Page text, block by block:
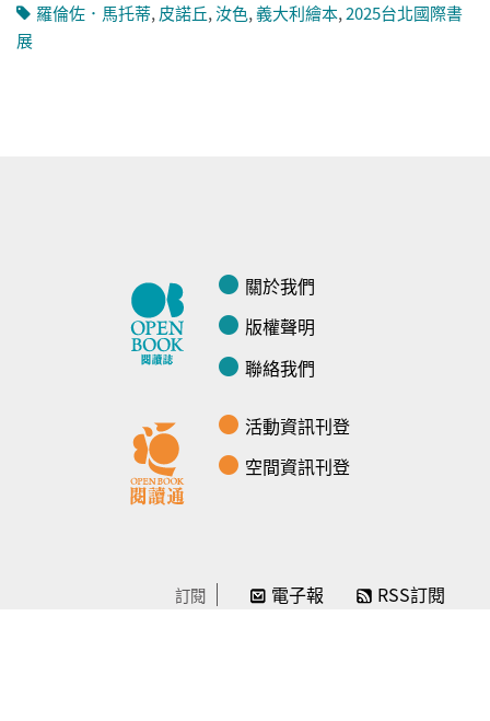
羅倫佐．馬托蒂,皮諾丘,汝色,義大利繪本,2025台北國際書
展
關於我們
版權聲明
聯絡我們
活動資訊刊登
空間資訊刊登
訂閱 電子報 RSS訂閱